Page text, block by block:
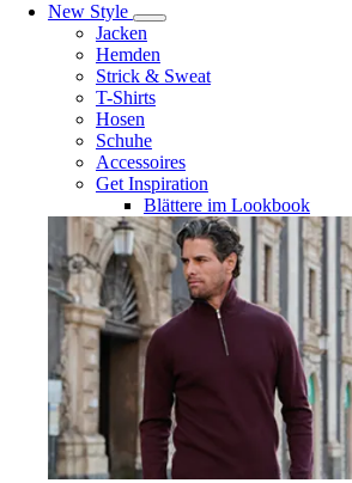
New Style
Jacken
Hemden
Strick & Sweat
T-Shirts
Hosen
Schuhe
Accessoires
Get Inspiration
Blättere im Lookbook